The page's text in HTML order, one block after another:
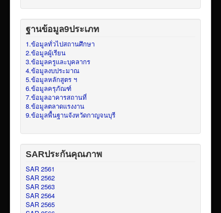
ฐานข้อมูล9ประเภท
1.ข้อมูลทั่วไปสถานศึกษา
2.ข้อมูลผู้เรียน
3.ข้อมูลครูและบุคลากร
4.ข้อมูลงบประมาณ
5.ข้อมูลหลักสูตร ฯ
6.ข้อมูลครุภัณฑ์
7.ข้อมูลอาคารสถานที่
8.ข้อมูลตลาดแรงงาน
9.ข้อมูลพื้นฐานจังหวัดกาญจนบุรี
SARประกันคุณภาพ
SAR 2561
SAR 2562
SAR 2563
SAR 2564
SAR 2565